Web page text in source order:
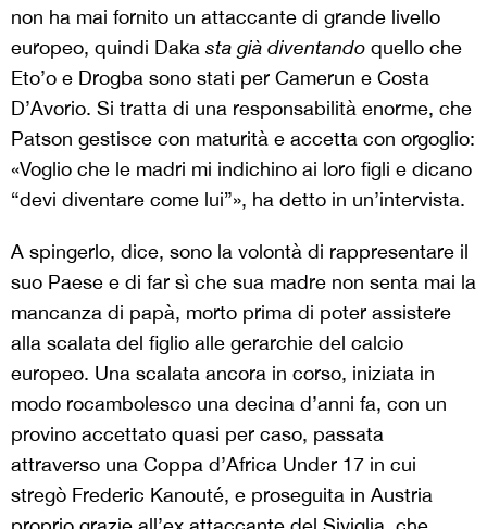
non ha mai fornito un attaccante di grande livello
europeo, quindi Daka sta già diventando quello che
Eto’o e Drogba sono stati per Camerun e Costa
D’Avorio. Si tratta di una responsabilità enorme, che
Patson gestisce con maturità e accetta con orgoglio:
«Voglio che le madri mi indichino ai loro figli e dicano
“devi diventare come lui”», ha detto in un’intervista.
A spingerlo, dice, sono la volontà di rappresentare il
suo Paese e di far sì che sua madre non senta mai la
mancanza di papà, morto prima di poter assistere
alla scalata del figlio alle gerarchie del calcio
europeo. Una scalata ancora in corso, iniziata in
modo rocambolesco una decina d’anni fa, con un
provino accettato quasi per caso, passata
attraverso una Coppa d’Africa Under 17 in cui
stregò Frederic Kanouté, e proseguita in Austria